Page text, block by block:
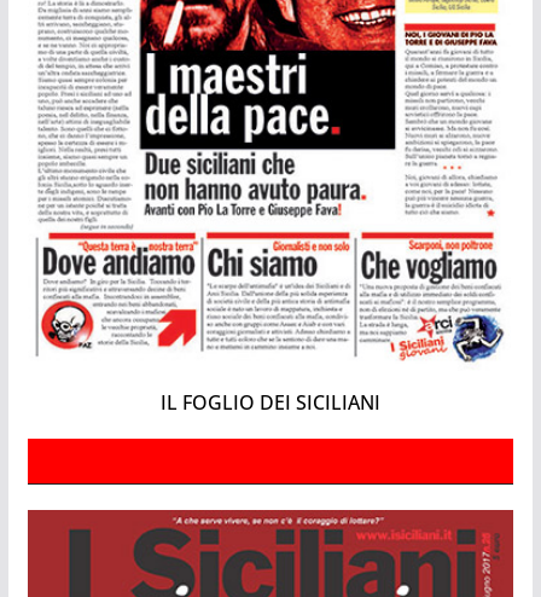
IL FOGLIO DEI SICILIANI